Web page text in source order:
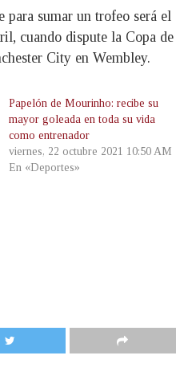
para sumar un trofeo será el
cuando dispute la Copa de
City en Wembley.
Papelón de Mourinho: recibe su
mayor goleada en toda su vida
como entrenador
viernes, 22 octubre 2021 10:50 AM
En «Deportes»